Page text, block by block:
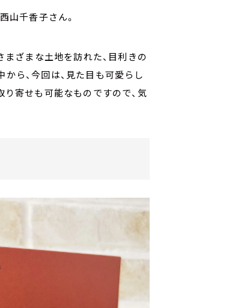
山千香子さん。
まざまな土地を訪れた、目利きの
ら、今回は、見た目も可愛らし
り寄せも可能なものですので、気